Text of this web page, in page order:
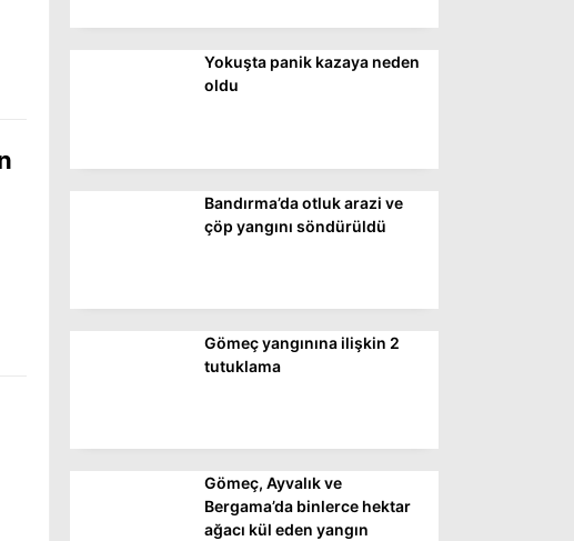
EKONOMİ
SPOR
DİĞER
Yokuşta panik kazaya neden
oldu
Bandırma’da otluk arazi ve
çöp yangını söndürüldü
Gömeç yangınına ilişkin 2
tutuklama
Gömeç, Ayvalık ve
Bergama’da binlerce hektar
ağacı kül eden yangın